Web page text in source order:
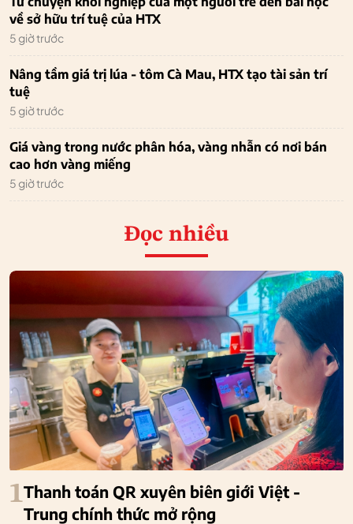
về sở hữu trí tuệ của HTX
5 giờ trước
Nâng tầm giá trị lúa - tôm Cà Mau, HTX tạo tài sản trí
tuệ
5 giờ trước
Giá vàng trong nước phân hóa, vàng nhẫn có nơi bán
cao hơn vàng miếng
5 giờ trước
Đọc nhiều
1Thanh toán QR xuyên biên giới Việt -
Trung chính thức mở rộng